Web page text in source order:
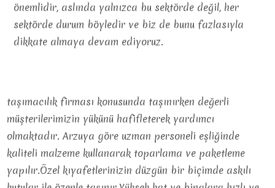
önemlidir, aslında yalnızca bu sektörde değil, her
sektörde durum böyledir ve biz de bunu fazlasıyla
dikkate almaya devam ediyoruz.
taşımacılık firması konusunda taşınırken değerli
müşterilerimizin yükünü hafifleterek yardımcı
olmaktadır. Arzuya göre uzman personeli eşliğinde
kaliteli malzeme kullanarak toparlama ve paketleme
yapılır.Özel kıyafetlerinizin düzgün bir biçimde askılı